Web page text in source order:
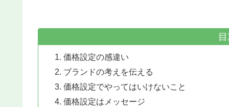
価格設定の感違い
ブランドの考えを伝える
価格設定でやってはいけないこと
価格設定はメッセージ